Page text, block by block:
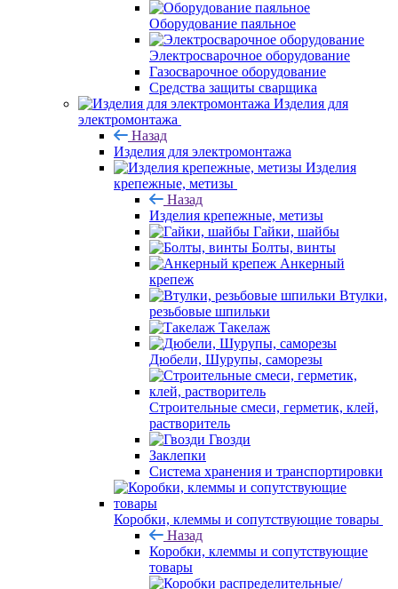
Оборудование паяльное
Электросварочное оборудование
Газосварочное оборудование
Средства защиты сварщика
Изделия для
электромонтажа
Назад
Изделия для электромонтажа
Изделия
крепежные, метизы
Назад
Изделия крепежные, метизы
Гайки, шайбы
Болты, винты
Анкерный
крепеж
Втулки,
резьбовые шпильки
Такелаж
Дюбели, Шурупы, саморезы
Строительные смеси, герметик, клей,
растворитель
Гвозди
Заклепки
Система хранения и транспортировки
Коробки, клеммы и сопутствующие товары
Назад
Коробки, клеммы и сопутствующие
товары